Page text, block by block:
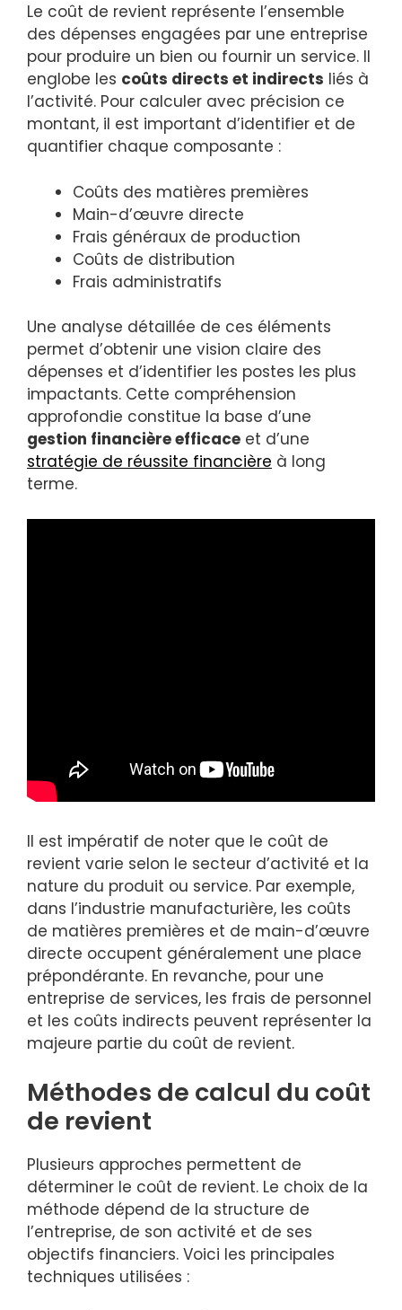
Le coût de revient représente l’ensemble
des dépenses engagées par une entreprise
pour produire un bien ou fournir un service. Il
englobe les coûts directs et indirects liés à
l’activité. Pour calculer avec précision ce
montant, il est important d’identifier et de
quantifier chaque composante :
Coûts des matières premières
Main-d’œuvre directe
Frais généraux de production
Coûts de distribution
Frais administratifs
Une analyse détaillée de ces éléments
permet d’obtenir une vision claire des
dépenses et d’identifier les postes les plus
impactants. Cette compréhension
approfondie constitue la base d’une
gestion financière efficace et d’une
stratégie de réussite financière à long
terme.
Il est impératif de noter que le coût de
revient varie selon le secteur d’activité et la
nature du produit ou service. Par exemple,
dans l’industrie manufacturière, les coûts
de matières premières et de main-d’œuvre
directe occupent généralement une place
prépondérante. En revanche, pour une
entreprise de services, les frais de personnel
et les coûts indirects peuvent représenter la
majeure partie du coût de revient.
Méthodes de calcul du coût
de revient
Plusieurs approches permettent de
déterminer le coût de revient. Le choix de la
méthode dépend de la structure de
l’entreprise, de son activité et de ses
objectifs financiers. Voici les principales
techniques utilisées :